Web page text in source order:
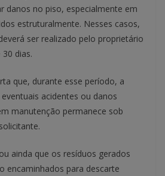
danos no piso, especialmente em
estruturalmente. Nesses casos,
ser realizado pelo proprietário
dias.
que, durante esse período, a
acidentes ou danos
manutenção permanece sob
ainda que os resíduos gerados
encaminhados para descarte